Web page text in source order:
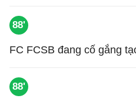
88'
FC FCSB đang cố gắng
88'